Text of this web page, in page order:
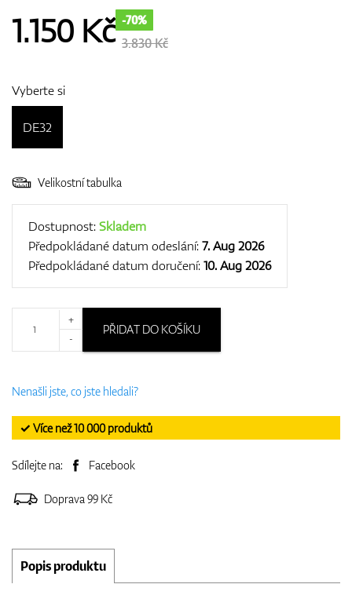
Doplňky
1.150 Kč -70%
3.830 Kč
Vyberte si
DE32
Velikostní tabulka
Dostupnost:Skladem
Předpokládané datum odeslání:7. Aug 2026
Předpokládané datum doručení:10. Aug 2026
+
-
PŘIDAT DO KOŠÍKU
Nenašli jste, co jste hledali?
✓ Více než 10 000 produktů
Sdílejte na: Facebook
Doprava 99 Kč
Popis produktu